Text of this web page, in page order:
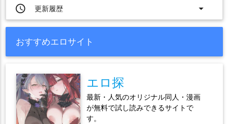
access_time
更新履歴 arrow_drop_down
おすすめエロサイト
エロ探
最新・人気のオリジナル同人・漫画
が無料で試し読みできるサイトで
す。